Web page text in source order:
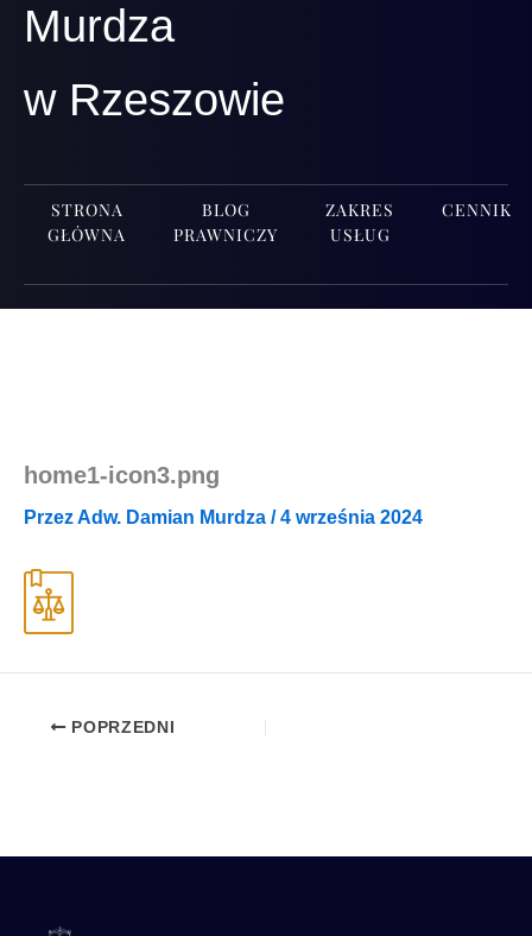
Murdza
w Rzeszowie
STRONA
GŁÓWNA
BLOG
PRAWNICZY
ZAKRES
USŁUG
CENNIK
home1-icon3.png
PrzezAdw. Damian Murdza /4 września 2024
POPRZEDNI